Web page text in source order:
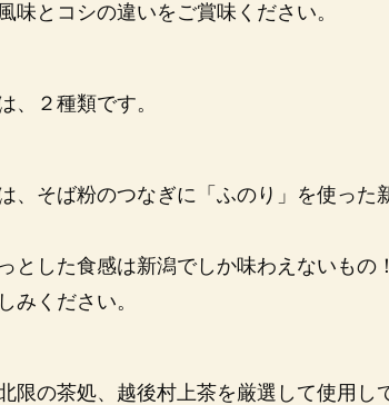
味とコシの違いをご賞味ください。
、２種類です。
、そば粉のつなぎに「ふのり」を使った
とした食感は新潟でしか味わえないもの！
みください。
限の茶処、越後村上茶を厳選して使用